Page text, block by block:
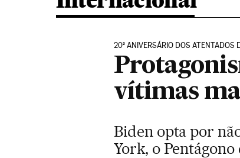
20º ANIVERSÁRIO DOS ATENTADOS
vítimas
Biden opta por
York, o